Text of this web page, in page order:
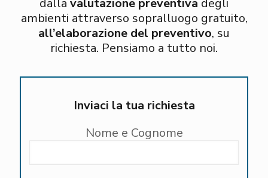
dalla valutazione preventiva degli
ambienti attraverso sopralluogo gratuito,
all’elaborazione del preventivo, su
richiesta. Pensiamo a tutto noi.
Inviaci la tua richiesta
Nome e Cognome